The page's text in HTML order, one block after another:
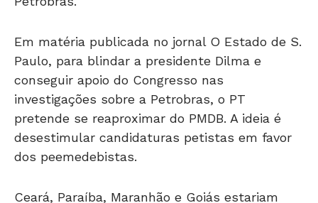
Paulo, para blindar a presidente Dilma e
conseguir apoio do Congresso nas
investigações sobre a Petrobras, o PT
pretende se reaproximar do PMDB. A ideia é
desestimular candidaturas petistas em favor
dos peemedebistas.
nesta lista imediata. Porém, ainda segundo o